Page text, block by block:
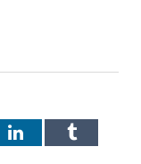
LinkedInTumblr